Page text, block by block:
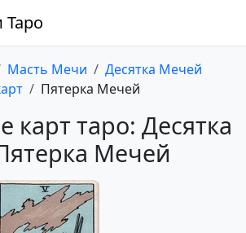
Таро
Масть Мечи
Десятка Мечей
Пятерка Мечей
карт таро: Десятка
Мечей